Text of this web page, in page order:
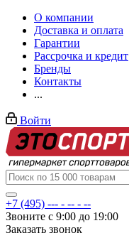
О компании
Доставка и оплата
Гарантии
Рассрочка и кредит
Бренды
Контакты
...
Войти
+7 (495) --- - -- - --
Звоните с 9:00 до 19:00
Заказать звонок